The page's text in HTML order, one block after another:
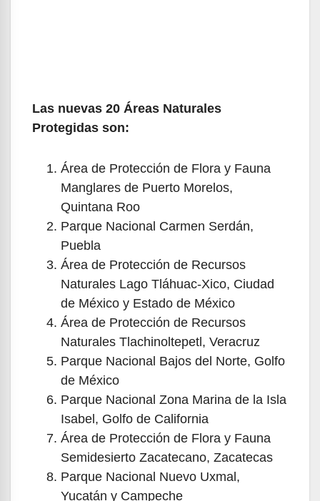
Las nuevas 20 Áreas Naturales
Protegidas son:
Área de Protección de Flora y Fauna
Manglares de Puerto Morelos,
Quintana Roo
Parque Nacional Carmen Serdán,
Puebla
Área de Protección de Recursos
Naturales Lago Tláhuac-Xico, Ciudad
de México y Estado de México
Área de Protección de Recursos
Naturales Tlachinoltepetl, Veracruz
Parque Nacional Bajos del Norte, Golfo
de México
Parque Nacional Zona Marina de la Isla
Isabel, Golfo de California
Área de Protección de Flora y Fauna
Semidesierto Zacatecano, Zacatecas
Parque Nacional Nuevo Uxmal,
Yucatán y Campeche